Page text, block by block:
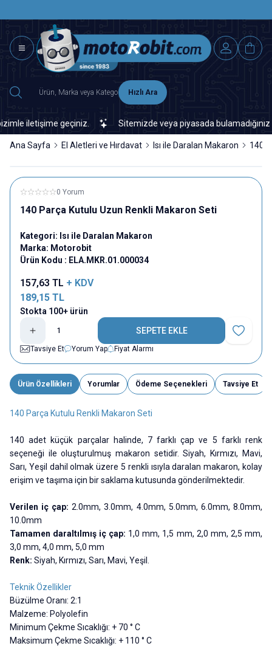
Hızlı Ara
iletişime geçiniz. Sitemizde veya piyasada bulamadığınız
Ana Sayfa El Aletleri ve Hırdavat Isı ile Daralan Makaron 140
0 Yorum
140 Parça Kutulu Uzun Renkli Makaron Seti
Kategori: Isı ile Daralan Makaron
Marka: Motorobit
Ürün Kodu : ELA.MKR.01.000034
157,63 TL + KDV
189,15 TL
Stokta 100+ ürün
SEPETE EKLE
Favoriye
Tavsiye Et
Yorum Yap Fiyat Alarmı
Ürün Özellikleri Yorumlar Ödeme Seçenekleri Tavsiye Et
140 Parça Kutulu Renkli Makaron Seti
140 adet küçük parçalar halinde, 7 farklı çap ve 5 farklı renk
seçeneği ile oluşturulmuş makaron setidir. Siyah, Kırmızı, Mavi,
Sarı, Yeşil dahil olmak üzere 5 renkli ısıyla daralan makaron, kolay
erişim ve taşıma için bir saklama kutusunda gönderilmektedir.
Verilen iç çap: 2.0mm, 3.0mm, 4.0mm, 5.0mm, 6.0mm, 8.0mm,
10.0mm
Tamamen daraltılmış iç çap: 1,0 mm, 1,5 mm, 2,0 mm, 2,5 mm,
3,0 mm, 4,0 mm, 5,0 mm
Renk: Siyah, Kırmızı, Sarı, Mavi, Yeşil.
Teknik Özellikler
Büzülme Oranı: 2:1
Malzeme: Polyolefin
Minimum Çekme Sıcaklığı: + 70 ° C
Maksimum Çekme Sıcaklığı: + 110 ° C